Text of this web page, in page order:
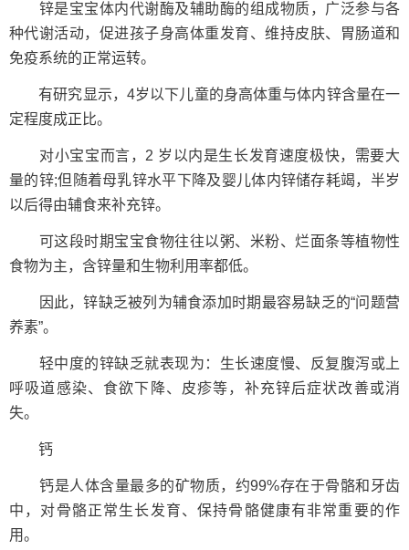
锌是宝宝体内代谢酶及辅助酶的组成物质，广泛参与各
种代谢活动，促进孩子身高体重发育、维持皮肤、胃肠道和
免疫系统的正常运转。
有研究显示，4岁以下儿童的身高体重与体内锌含量在一
定程度成正比。
对小宝宝而言，2 岁以内是生长发育速度极快，需要大
量的锌;但随着母乳锌水平下降及婴儿体内锌储存耗竭，半岁
以后得由辅食来补充锌。
可这段时期宝宝食物往往以粥、米粉、烂面条等植物性
食物为主，含锌量和生物利用率都低。
因此，锌缺乏被列为辅食添加时期最容易缺乏的“问题营
养素”。
轻中度的锌缺乏就表现为：生长速度慢、反复腹泻或上
呼吸道感染、食欲下降、皮疹等，补充锌后症状改善或消
失。
钙
钙是人体含量最多的矿物质，约99%存在于骨骼和牙齿
中，对骨骼正常生长发育、保持骨骼健康有非常重要的作
用。